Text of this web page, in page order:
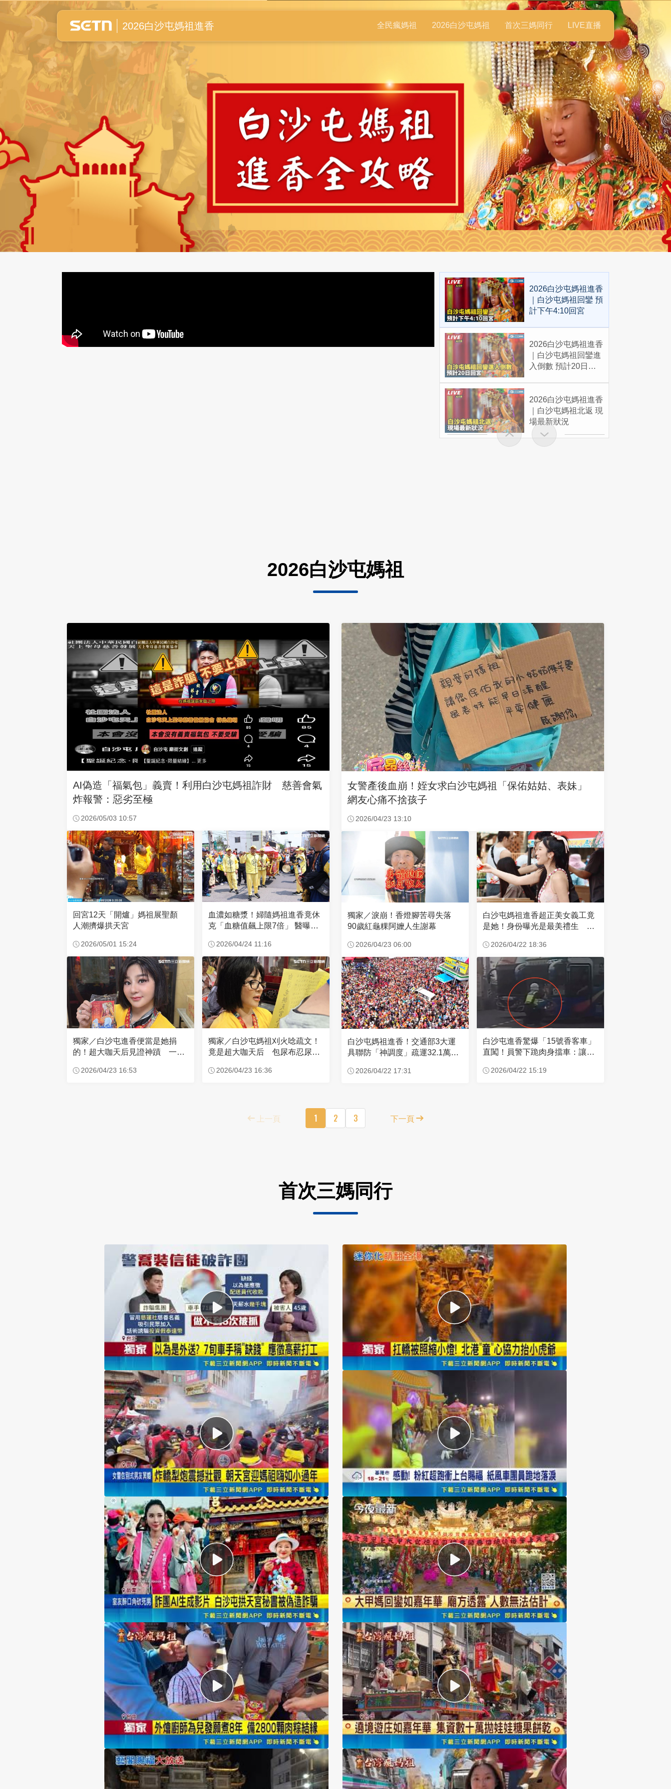
白沙屯媽祖進香全紀錄
2026白沙屯媽祖進香 全民瘋媽祖 2026白沙屯媽祖 首次三媽同行 LIVE直播
2026白沙屯媽祖進香
｜白沙屯媽祖回鑾 預
計下午4:10回宮
2026白沙屯媽祖進香
｜白沙屯媽祖回鑾進
入倒數 預計20日回
2026白沙屯媽祖進香
｜白沙屯媽祖北返 現
場最新狀況
2026白沙屯媽祖
AI偽造「福氣包」義賣！利用白沙屯媽祖詐財 慈善會氣
炸報警：惡劣至極
2026/05/03 10:57
回宮12天「開爐」媽祖展聖顏
人潮擠爆拱天宮
2026/05/01 15:24
血濃如糖漿！婦隨媽祖進香竟休
克「血糖值飆上限7倍」 醫曝原
2026/04/24 11:16
獨家／白沙屯進香便當是她捐
的！超大咖天后見證神蹟 一靠
2026/04/23 16:53
獨家／白沙屯媽祖刈火唸疏文！
竟是超大咖天后 包尿布忍尿5
2026/04/23 16:36
女警產後血崩！姪女求白沙屯媽祖「保佑姑姑、表妹」
網友心痛不捨孩子
2026/04/23 13:10
獨家／淚崩！香燈腳苦尋失落
90歲紅龜粿阿嬤人生謝幕
2026/04/23 06:00
白沙屯媽祖進香超正美女義工竟
是她！身份曝光是最美禮生 一
2026/04/22 18:36
白沙屯媽祖進香！交通部3大運
具聯防「神調度」疏運32.1萬創
2026/04/22 17:31
白沙屯進香驚爆「15號香客車」
直闖！員警下跪肉身擋車：讓行
2026/04/22 15:19
上一頁 1 2 3 下一頁
首次三媽同行